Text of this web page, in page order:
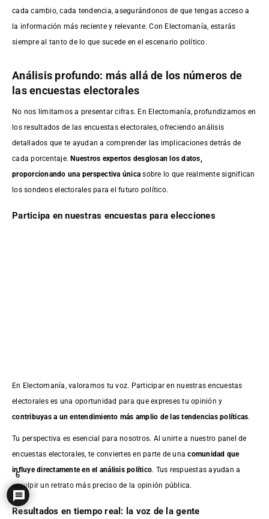
cada cambio, cada tendencia, asegurándonos de que tengas acceso a
la información más reciente y relevante. Con Electomanía, estarás
siempre al tanto de lo que sucede en el escenario político.
Análisis profundo: más allá de los números de
las encuestas electorales
No nos limitamos a presentar cifras. En Electomanía, profundizamos en
los resultados de las encuestas electorales, ofreciendo análisis
detallados que te ayudan a comprender las implicaciones detrás de
cada porcentaje.Nuestros expertos desglosan los datos,
proporcionando una perspectiva única sobre lo que realmente significan
los sondeos electorales para el futuro político.
Participa en nuestras encuestas para elecciones
En Electomanía, valoramos tu voz. Participar en nuestras encuestas
electorales es una oportunidad para que expreses tu opinión y
contribuyas a un entendimiento más amplio de las tendencias políticas.
Tu perspectiva es esencial para nosotros. Al unirte a nuestro panel de
encuestas electorales, te conviertes en parte de unacomunidad que
influye directamente en el análisis político. Tus respuestas ayudan a
esculpir un retrato más preciso de la opinión pública.
Resultados en tiempo real: la voz de la gente
6